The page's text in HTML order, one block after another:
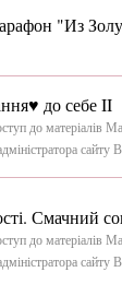
"Из
до себе II
до матеріалів
сайту
Смачний
до матеріалів
сайту